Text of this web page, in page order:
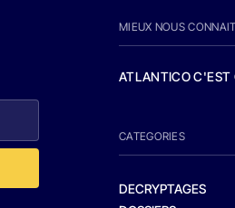
MIEUX NOUS
ATLANTICO C'EST
CATEGORIES
DECRYPTAGES